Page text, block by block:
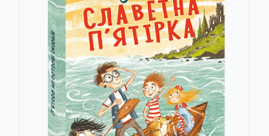
Окреме видання
Орлеанська сага
Отдельное издание
Патріотична бібліотека
Першодруки
Підручники
Оскар Вайлд (Oscar Wilde)
Роберт Гарріс (Robert Harris)
Роберт Говард (Robert Howard)
Роберт Луїс Стівенсон (Robert Louis Stevenson)
Сара Шахінканат (Shahinkanat Sara)
Меїр Шалєв (Shaliev Meyir)